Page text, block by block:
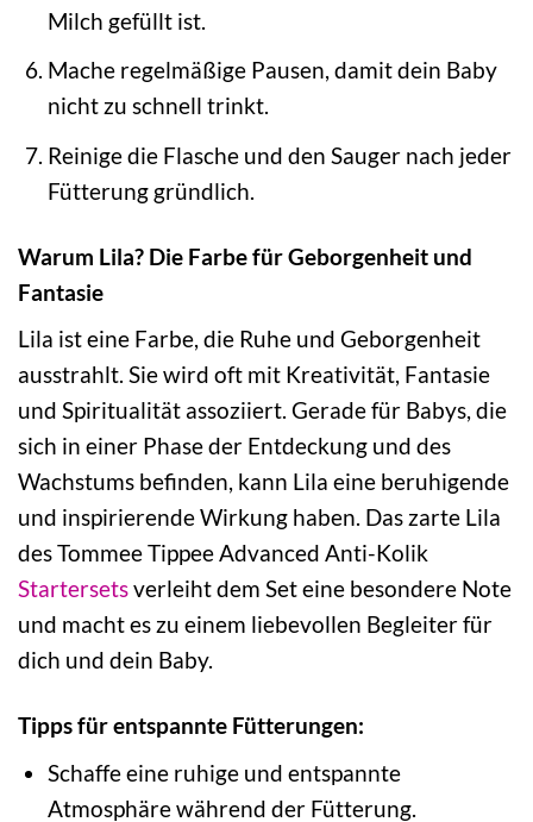
Milch gefüllt ist.
Mache regelmäßige Pausen, damit dein Baby
nicht zu schnell trinkt.
Reinige die Flasche und den Sauger nach jeder
Fütterung gründlich.
Warum Lila? Die Farbe für Geborgenheit und
Fantasie
Lila ist eine Farbe, die Ruhe und Geborgenheit
ausstrahlt. Sie wird oft mit Kreativität, Fantasie
und Spiritualität assoziiert. Gerade für Babys, die
sich in einer Phase der Entdeckung und des
Wachstums befinden, kann Lila eine beruhigende
und inspirierende Wirkung haben. Das zarte Lila
des Tommee Tippee Advanced Anti-Kolik
Startersetsverleiht dem Set eine besondere Note
und macht es zu einem liebevollen Begleiter für
dich und dein Baby.
Tipps für entspannte Fütterungen:
Schaffe eine ruhige und entspannte
Atmosphäre während der Fütterung.